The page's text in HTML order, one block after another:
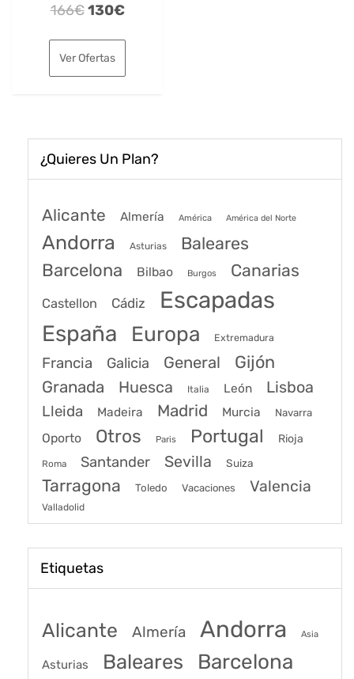
166€ El
original
era:
130€El
es:
Ver Ofertas
¿Quieres Un Plan?
Alicante Almería América América del Norte
Andorra Asturias Baleares
Barcelona Bilbao Burgos Canarias
Castellon Cádiz Escapadas
España Europa Extremadura
Francia Galicia General Gijón
Granada Huesca Italia León Lisboa
Lleida Madeira Madrid Murcia Navarra
Oporto Otros Paris Portugal Rioja
Roma Santander Sevilla Suiza
Tarragona Toledo Vacaciones Valencia
Valladolid
Etiquetas
Alicante Almería Andorra Asia
Asturias Baleares Barcelona